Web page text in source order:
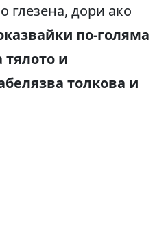
глезена, дори ако
по-голяма
и
толкова и